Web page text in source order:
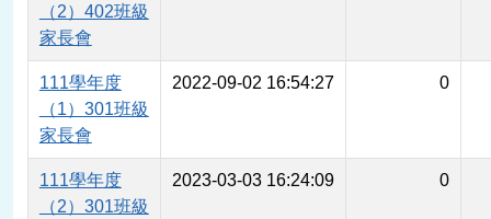
（2）402班級
家長會
111學年度
（1）301班級
家長會
2022-09-02 16:54:27 0
111學年度
（2）301班級
2023-03-03 16:24:09 0